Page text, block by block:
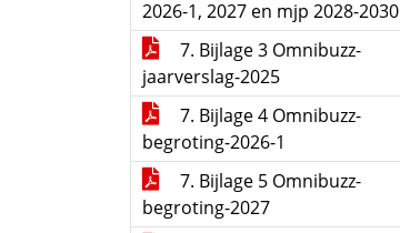
2026-1, 2027 en mjp 2028-2030
7. Bijlage 3 Omnibuzz-
jaarverslag-2025
7. Bijlage 4 Omnibuzz-
begroting-2026-1
7. Bijlage 5 Omnibuzz-
begroting-2027